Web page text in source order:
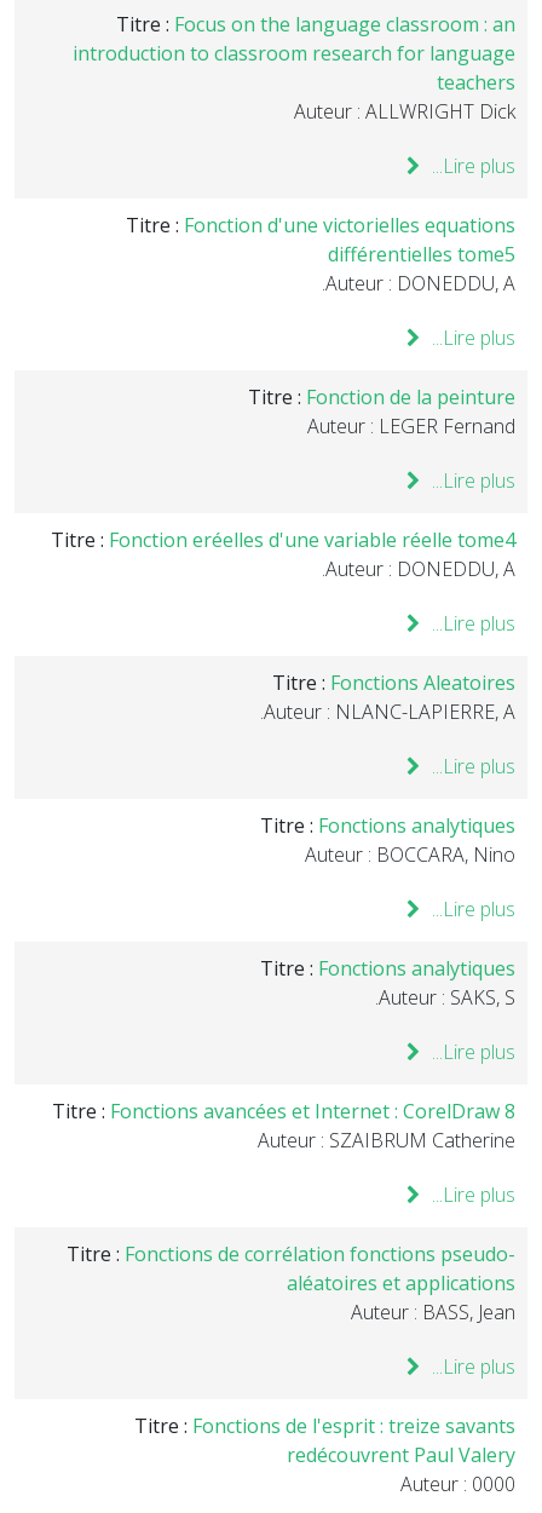
Titre : Focus on the language classroom : an
introduction to classroom research for language
teachers
Auteur : ALLWRIGHT Dick
Lire plus...
Titre : Fonction d'une victorielles equations
différentielles tome5
Auteur : DONEDDU, A.
Lire plus...
Titre : Fonction de la peinture
Auteur : LEGER Fernand
Lire plus...
Titre : Fonction eréelles d'une variable réelle tome4
Auteur : DONEDDU, A.
Lire plus...
Titre : Fonctions Aleatoires
Auteur : NLANC-LAPIERRE, A.
Lire plus...
Titre : Fonctions analytiques
Auteur : BOCCARA, Nino
Lire plus...
Titre : Fonctions analytiques
Auteur : SAKS, S.
Lire plus...
Titre : Fonctions avancées et Internet : CorelDraw 8
Auteur : SZAIBRUM Catherine
Lire plus...
Titre : Fonctions de corrélation fonctions pseudo-
aléatoires et applications
Auteur : BASS, Jean
Lire plus...
Titre : Fonctions de l'esprit : treize savants
redécouvrent Paul Valery
Auteur : 0000